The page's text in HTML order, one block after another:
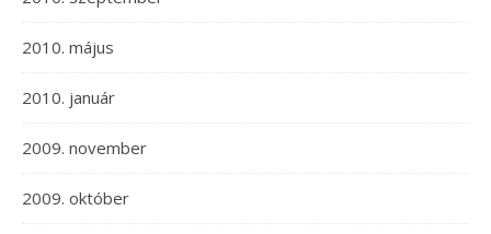
2010. május
2010. január
2009. november
2009. október